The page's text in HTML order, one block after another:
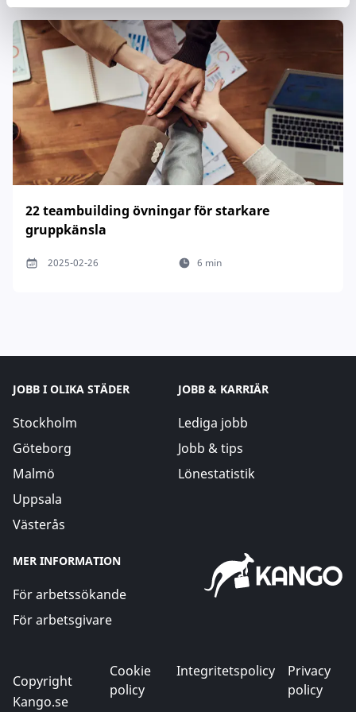
22 teambuilding övningar för starkare
gruppkänsla
2025-02-26 6 min
JOBB I OLIKA STÄDER
Stockholm
Göteborg
Malmö
Uppsala
Västerås
JOBB & KARRIÄR
Lediga jobb
Jobb & tips
Lönestatistik
MER INFORMATION
För arbetssökande
För arbetsgivare
Copyright
Kango.se
Cookie
policy
Integritetspolicy
Privacy
policy